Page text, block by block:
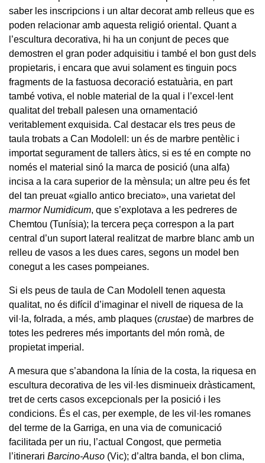
saber les inscripcions i un altar decorat amb relleus que es
poden relacionar amb aquesta religió oriental. Quant a
l’escultura decorativa, hi ha un conjunt de peces que
demostren el gran poder adquisitiu i també el bon gust dels
propietaris, i encara que avui solament es tinguin pocs
fragments de la fastuosa decoració estatuària, en part
també votiva, el noble material de la qual i l’excel·lent
qualitat del treball palesen una ornamentació
veritablement exquisida. Cal destacar els tres peus de
taula trobats a Can Modolell: un és de marbre pentèlic i
importat segurament de tallers àtics, si es té en compte no
només el material sinó la marca de posició (una alfa)
incisa a la cara superior de la mènsula; un altre peu és fet
del tan preuat «giallo antico breciato», una varietat del
marmor Numidicum, que s’explotava a les pedreres de
Chemtou (Tunísia); la tercera peça correspon a la part
central d’un suport lateral realitzat de marbre blanc amb un
relleu de vasos a les dues cares, segons un model ben
conegut a les cases pompeianes.
Si els peus de taula de Can Modolell tenen aquesta
qualitat, no és difícil d’imaginar el nivell de riquesa de la
vil·la, folrada, a més, amb plaques (crustae) de marbres de
totes les pedreres més importants del món romà, de
propietat imperial.
A mesura que s’abandona la línia de la costa, la riquesa en
escultura decorativa de les vil·les disminueix dràsticament,
tret de certs casos excepcionals per la posició i les
condicions. És el cas, per exemple, de les vil·les romanes
del terme de la Garriga, en una via de comunicació
facilitada per un riu, l’actual Congost, que permetia
l’itinerari Barcino-Auso (Vic); d’altra banda, el bon clima,